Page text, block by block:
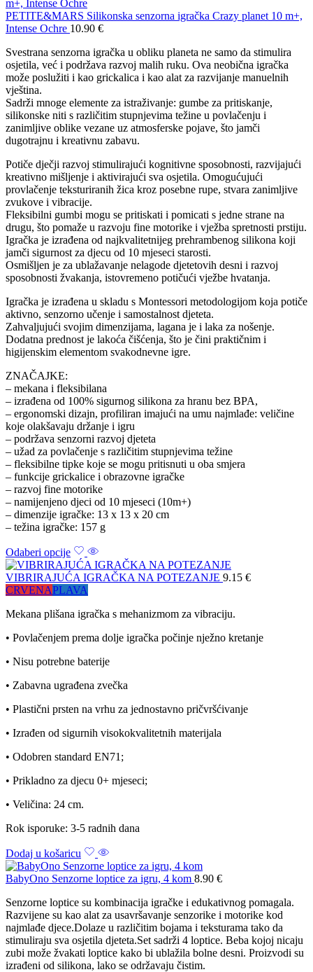
PETITE&MARS Silikonska senzorna igračka Crazy planet 10 m+,
Intense Ochre 10.90 €
Svestrana senzorna igračka u obliku planeta ne samo da stimulira
osjetila, već i podržava razvoj malih ruku. Ova neobična igračka
može poslužiti i kao grickalica i kao alat za razvijanje manuelnih
vještina.
Sadrži mnoge elemente za istraživanje: gumbe za pritiskanje,
silikonske niti s različitim stupnjevima težine u povlačenju i
zanimljive oblike vezane uz atmosferske pojave, što jamči
dugotrajnu i kreativnu zabavu.
Potiče dječji razvoj stimulirajući kognitivne sposobnosti, razvijajući
kreativno mišljenje i aktivirajući sva osjetila. Omogućujući
provlačenje teksturiranih žica kroz posebne rupe, stvara zanimljive
zvukove i vibracije.
Fleksibilni gumbi mogu se pritiskati i pomicati s jedne strane na
drugu, što pomaže u razvoju fine motorike i vježba spretnosti prstiju.
Igračka je izrađena od najkvalitetnijeg prehrambenog silikona koji
jamči sigurnost za djecu od 10 mjeseci starosti.
Osmišljen je za ublažavanje nelagode djetetovih desni i razvoj
sposobnosti žvakanja, istovremeno potičući vježbe hvatanja.
Igračka je izrađena u skladu s Montessori metodologijom koja potiče
aktivno, senzorno učenje i samostalnost djeteta.
Zahvaljujući svojim dimenzijama, lagana je i laka za nošenje.
Dodatna prednost je lakoća čišćenja, što je čini praktičnim i
higijenskim elementom svakodnevne igre.
ZNAČAJKE:
– mekana i fleksibilana
– izrađena od 100% sigurnog silikona za hranu bez BPA,
– ergonomski dizajn, profiliran imajući na umu najmlađe: veličine
koje olakšavaju držanje i igru
– podržava senzorni razvoj djeteta
– užad za povlačenje s različitim stupnjevima težine
– fleksibilne tipke koje se mogu pritisnuti u oba smjera
– funkcije grickalice i obrazovne igračke
– razvoj fine motorike
– namijenjeno djeci od 10 mjeseci (10m+)
– dimenzije igračke: 13 x 13 x 20 cm
– težina igračke: 157 g
Odaberi opcije
VIBRIRAJUĆA IGRAČKA NA POTEZANJE 9.15 €
CRVENAPLAVA
Mekana plišana igračka s mehanizmom za vibraciju.
• Povlačenjem prema dolje igračka počinje nježno kretanje
• Nisu potrebne baterije
• Zabavna ugrađena zvečka
• Plastični prsten na vrhu za jednostavno pričvršćivanje
• Izrađen od sigurnih visokokvalitetnih materijala
• Odobren standard EN71;
• Prikladno za djecu 0+ mjeseci;
• Veličina: 24 cm.
Rok isporuke: 3-5 radnih dana
Dodaj u košaricu
BabyOno Senzorne loptice za igru, 4 kom 8.90 €
Senzorne loptice su kombinacija igračke i edukativnog pomagala.
Razvijene su kao alat za usavršavanje senzorike i motorike kod
najmlađe djece.Dolaze u različitim bojama i teksturama tako da
stimuliraju sva osjetila djeteta.Set sadrži 4 loptice. Beba kojoj nicaju
zubi može žvakati loptice kako bi ublažila bolne desni. Proizvodi su
izrađeni od silikona, lako se održavaju čistim.